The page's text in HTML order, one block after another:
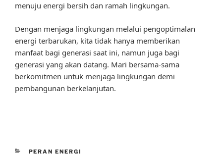
menuju energi bersih dan ramah lingkungan.
Dengan menjaga lingkungan melalui pengoptimalan
energi terbarukan, kita tidak hanya memberikan
manfaat bagi generasi saat ini, namun juga bagi
generasi yang akan datang. Mari bersama-sama
berkomitmen untuk menjaga lingkungan demi
pembangunan berkelanjutan.
CATEGORIES
PERAN ENERGI